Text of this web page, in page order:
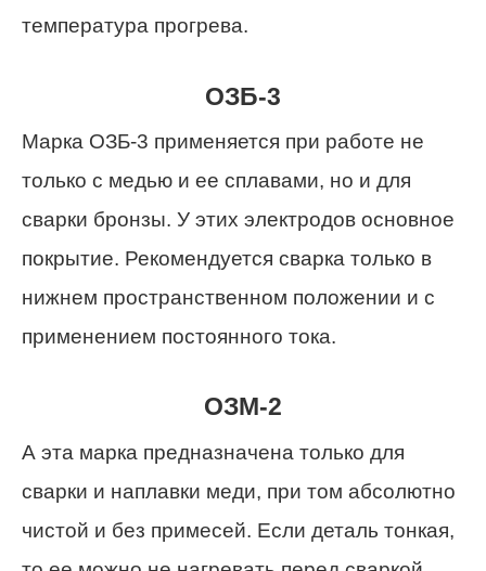
температура прогрева.
ОЗБ-3
Марка ОЗБ-3 применяется при работе не
только с медью и ее сплавами, но и для
сварки бронзы. У этих электродов основное
покрытие. Рекомендуется сварка только в
нижнем пространственном положении и с
применением постоянного тока.
ОЗМ-2
А эта марка предназначена только для
сварки и наплавки меди, при том абсолютно
чистой и без примесей. Если деталь тонкая,